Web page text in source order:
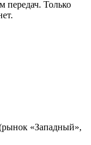
передач. Только
«Западный»,